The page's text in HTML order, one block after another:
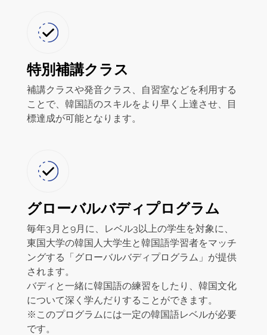
特別補講クラス
補講クラスや発音クラス、自習室などを利用する
ことで、韓国語のスキルをより早く上達させ、目
標達成が可能となります。
グローバルバディプログラム
毎年3月と9月に、レベル3以上の学生を対象に、
東国大学の韓国人大学生と韓国語学習者をマッチ
ングする「グローバルバディプログラム」が提供
されます。
バディと一緒に韓国語の練習をしたり、韓国文化
について深く学んだりすることができます。
※このプログラムには一定の韓国語レベルが必要
です。